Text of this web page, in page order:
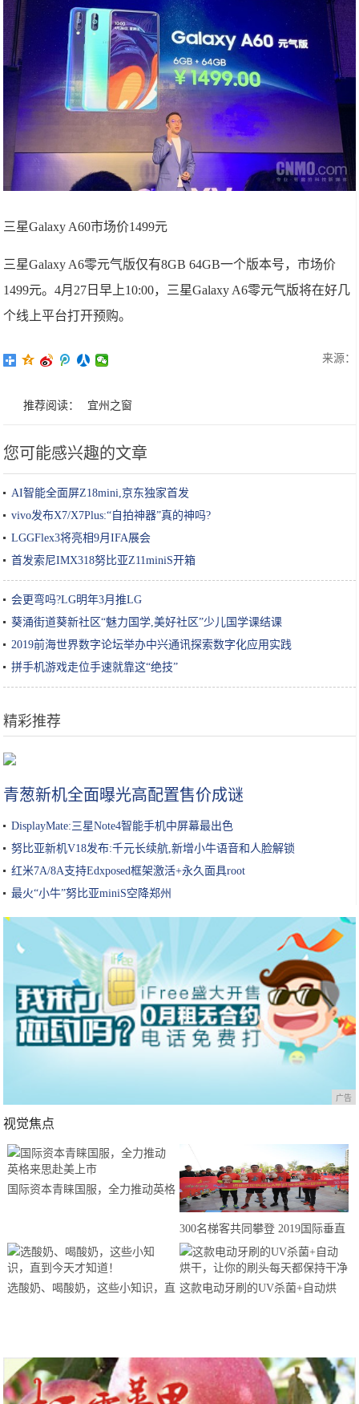
三星Galaxy A60市场价1499元
三星Galaxy A6零元气版仅有8GB 64GB一个版本号，市场价
1499元。4月27日早上10:00，三星Galaxy A6零元气版将在好几
个线上平台打开预购。
来源：
推荐阅读： 宜州之窗
您可能感兴趣的文章
AI智能全面屏Z18mini,京东独家首发
vivo发布X7/X7Plus:“自拍神器”真的神吗?
LGGFlex3将亮相9月IFA展会
首发索尼IMX318努比亚Z11miniS开箱
会更弯吗?LG明年3月推LG
葵涌街道葵新社区“魅力国学,美好社区”少儿国学课结课
2019前海世界数字论坛举办中兴通讯探索数字化应用实践
拼手机游戏走位手速就靠这“绝技”
精彩推荐
青葱新机全面曝光高配置售价成谜
DisplayMate:三星Note4智能手机中屏幕最出色
努比亚新机V18发布:千元长续航,新增小牛语音和人脸解锁
红米7A/8A支持Edxposed框架激活+永久面具root
最火“小牛”努比亚miniS空降郑州
广告
视觉焦点
国际资本青睐国服，全力推动英格
300名梯客共同攀登 2019国际垂直
马拉松超级精英赛顺德海骏达中心
站欢乐开跑
选酸奶、喝酸奶，这些小知识，直 这款电动牙刷的UV杀菌+自动烘